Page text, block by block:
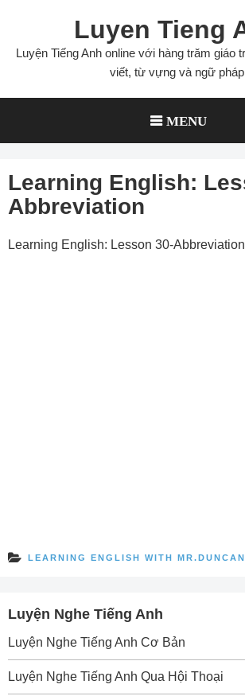
content
Luyen Tieng
Luyện Tiếng Anh online với hàng trăm giáo
viết, từ vựng và ngữ
MENU
Learning English:
Abbreviation
Learning English: Lesson 30-Abbreviation
LEARNING ENGLISH WITH MR.DUNCAN
Luyện Nghe Tiếng Anh
Luyện Nghe Tiếng Anh Cơ Bản
Luyện Nghe Tiếng Anh Qua Hội Thoại